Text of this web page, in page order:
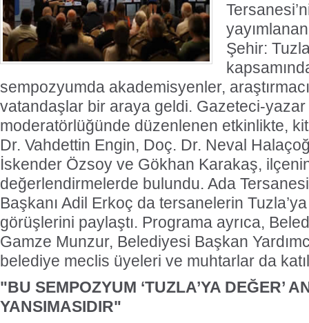
Şehir:
sempozyumda akademisyenler,
vatandaşlar bir araya geldi. Gazeteci-yazar
moderatörlüğünde düzenlenen etkinlikte,
Dr. Vahdettin Engin, Doç. Dr. Neval
İskender Özsoy ve Gökhan Karakaş,
değerlendirmelerde bulundu. Ada
Başkanı Adil Erkoç da tersanelerin
görüşlerini paylaştı. Programa ayrıca,
Gamze Munzur, Belediyesi Başkan
belediye meclis üyeleri ve muhtarlar da
"BU SEMPOZYUM ‘TUZLA’YA DEĞER’
YANSIMASIDIR"